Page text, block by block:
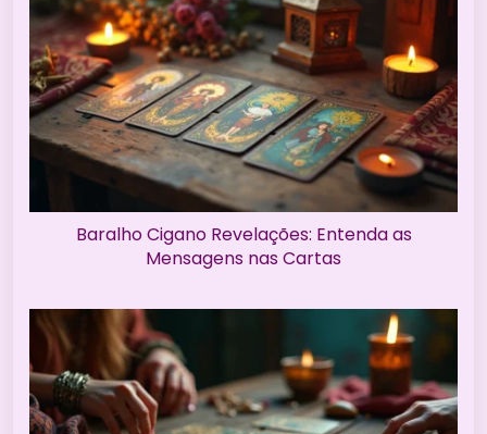
Baralho Cigano Revelações: Entenda as
Mensagens nas Cartas